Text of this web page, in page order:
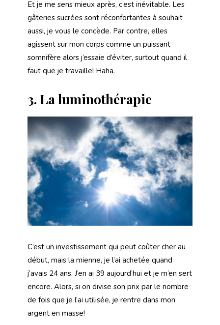
Et je me sens mieux après, c’est inévitable. Les
gâteries sucrées sont réconfortantes à souhait
aussi, je vous le concède. Par contre, elles
agissent sur mon corps comme un puissant
somnifère alors j’essaie d’éviter, surtout quand il
faut que je travaille! Haha.
3. La luminothérapie
C’est un investissement qui peut coûter cher au
début, mais la mienne, je l’ai achetée quand
j’avais 24 ans. J’en ai 39 aujourd’hui et je m’en sert
encore. Alors, si on divise son prix par le nombre
de fois que je l’ai utilisée, je rentre dans mon
argent en masse!